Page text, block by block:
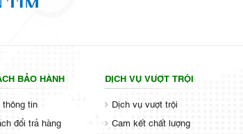
BẢO HÀNH
thông tin
đổi trả hàng
DỊCH VỤ VƯỢT TRỘI
Dịch vụ vượt trội
Cam kết chất lượng